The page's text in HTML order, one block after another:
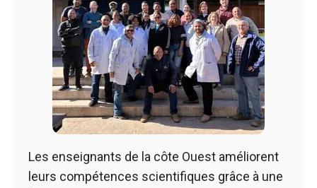
Les enseignants de la côte Ouest améliorent
leurs compétences scientifiques grâce à une